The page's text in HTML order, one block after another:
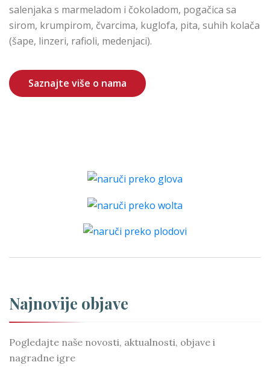
salenjaka s marmeladom i čokoladom, pogačica sa
sirom, krumpirom, čvarcima, kuglofa, pita, suhih kolača
(šape, linzeri, rafioli, medenjaci).
Saznajte više o nama
Najnovije objave
Pogledajte naše novosti, aktualnosti, objave i
nagradne igre